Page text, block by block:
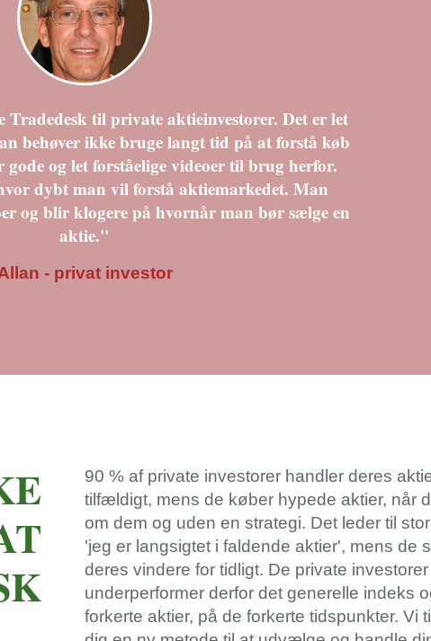
til private aktieinvestorer. Det er let
behøver ikke bruge langt tid på at forstå køb
gode og let forståelige videoer til brug herfor.
dybt man vil forstå aktiemarkedet. Man
og blir klogere på hvornår man bør sælge en
aktie."
- privat investor
90 % af private investorer handler deres
tilfældigt, mens de køber hypede aktier, når
om dem og uden en strategi. Det leder til
'jeg er langsigtet i faldende aktier', mens de
deres vindere for tidligt. De private investorer
underperformer derfor det generelle indeks
forkerte aktier, på de forkerte tidspunkter. Vi